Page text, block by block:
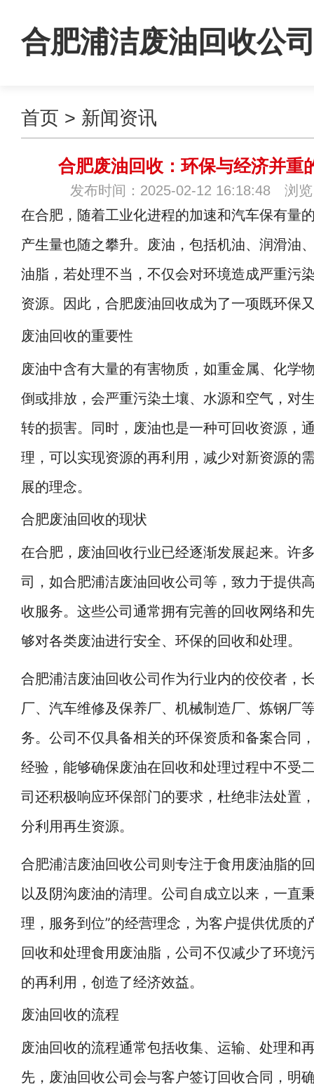
合肥浦洁废油回收公
首页 > 新闻资讯
合肥废油回收：环保与经济并重
发布时间：2025-02-12 16:18:48 浏览
在合肥，随着工业化进程的加速和汽车保有量
产生量也随之攀升。废油，包括机油、润滑油
油脂，若处理不当，不仅会对环境造成严重污
资源。因此，合肥废油回收成为了一项既环保
废油回收的重要性
废油中含有大量的有害物质，如重金属、化学
倒或排放，会严重污染土壤、水源和空气，对
转的损害。同时，废油也是一种可回收资源，
理，可以实现资源的再利用，减少对新资源的
展的理念。
合肥废油回收的现状
在合肥，废油回收行业已经逐渐发展起来。许
司，如合肥浦洁废油回收公司等，致力于提供
收服务。这些公司通常拥有完善的回收网络和
够对各类废油进行安全、环保的回收和处理。
合肥浦洁废油回收公司作为行业内的佼佼者，
厂、汽车维修及保养厂、机械制造厂、炼钢厂
务。公司不仅具备相关的环保资质和备案合同
经验，能够确保废油在回收和处理过程中不受
司还积极响应环保部门的要求，杜绝非法处置
分利用再生资源。
合肥浦洁废油回收公司 则专注于食用废油脂的
以及阴沟废油的清理。公司自成立以来，一直
理，服务到位”的经营理念，为客户提供优质的
回收和处理食用废油脂，公司不仅减少了环境
的再利用，创造了经济效益。
废油回收的流程
废油回收的流程通常包括收集、运输、处理和
先，废油回收公司会与客户签订回收合同，明